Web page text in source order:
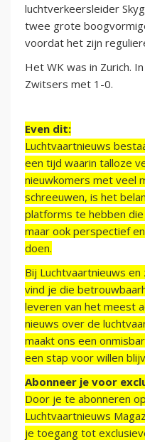
luchtverkeersleider
twee grote
voordat het zijn
Het WK was in Zurich.
Zwitsers met 1-0.
Even dit:
Luchtvaartnieuws
een tijd waarin talloze
nieuwkomers met veel
schreeuwen, is het
platforms te hebben
maar ook perspectief
doen.
Bij Luchtvaartnieuws
vind je die
leveren van het meest
nieuws over de
maakt ons een
een stap voor willen
Abonneer je voor
Door je te abonneren
Luchtvaartnieuws
je toegang tot